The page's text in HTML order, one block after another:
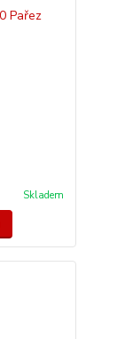
Skladem